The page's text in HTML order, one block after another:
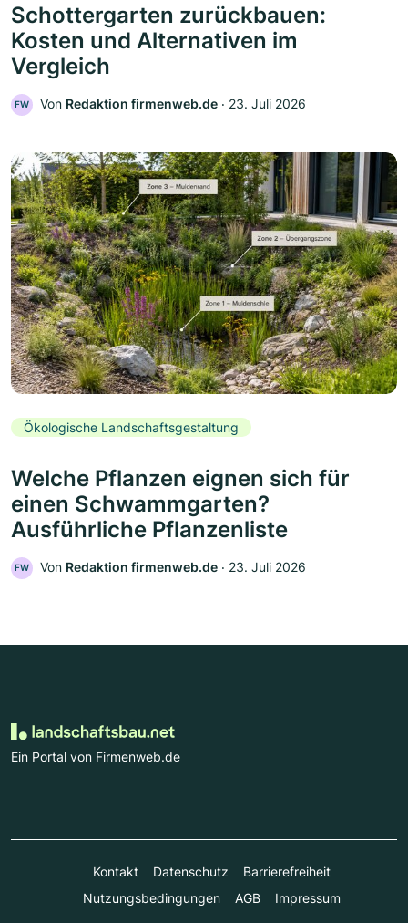
Schottergarten zurückbauen:
Kosten und Alternativen im
Vergleich
FW Von Redaktion firmenweb.de ‧ 23. Juli 2026
Ökologische Landschaftsgestaltung
Welche Pflanzen eignen sich für
einen Schwammgarten?
Ausführliche Pflanzenliste
FW Von Redaktion firmenweb.de ‧ 23. Juli 2026
Ein Portal von Firmenweb.de
Kontakt Datenschutz
Barrierefreiheit
Nutzungsbedingungen
AGB Impressum